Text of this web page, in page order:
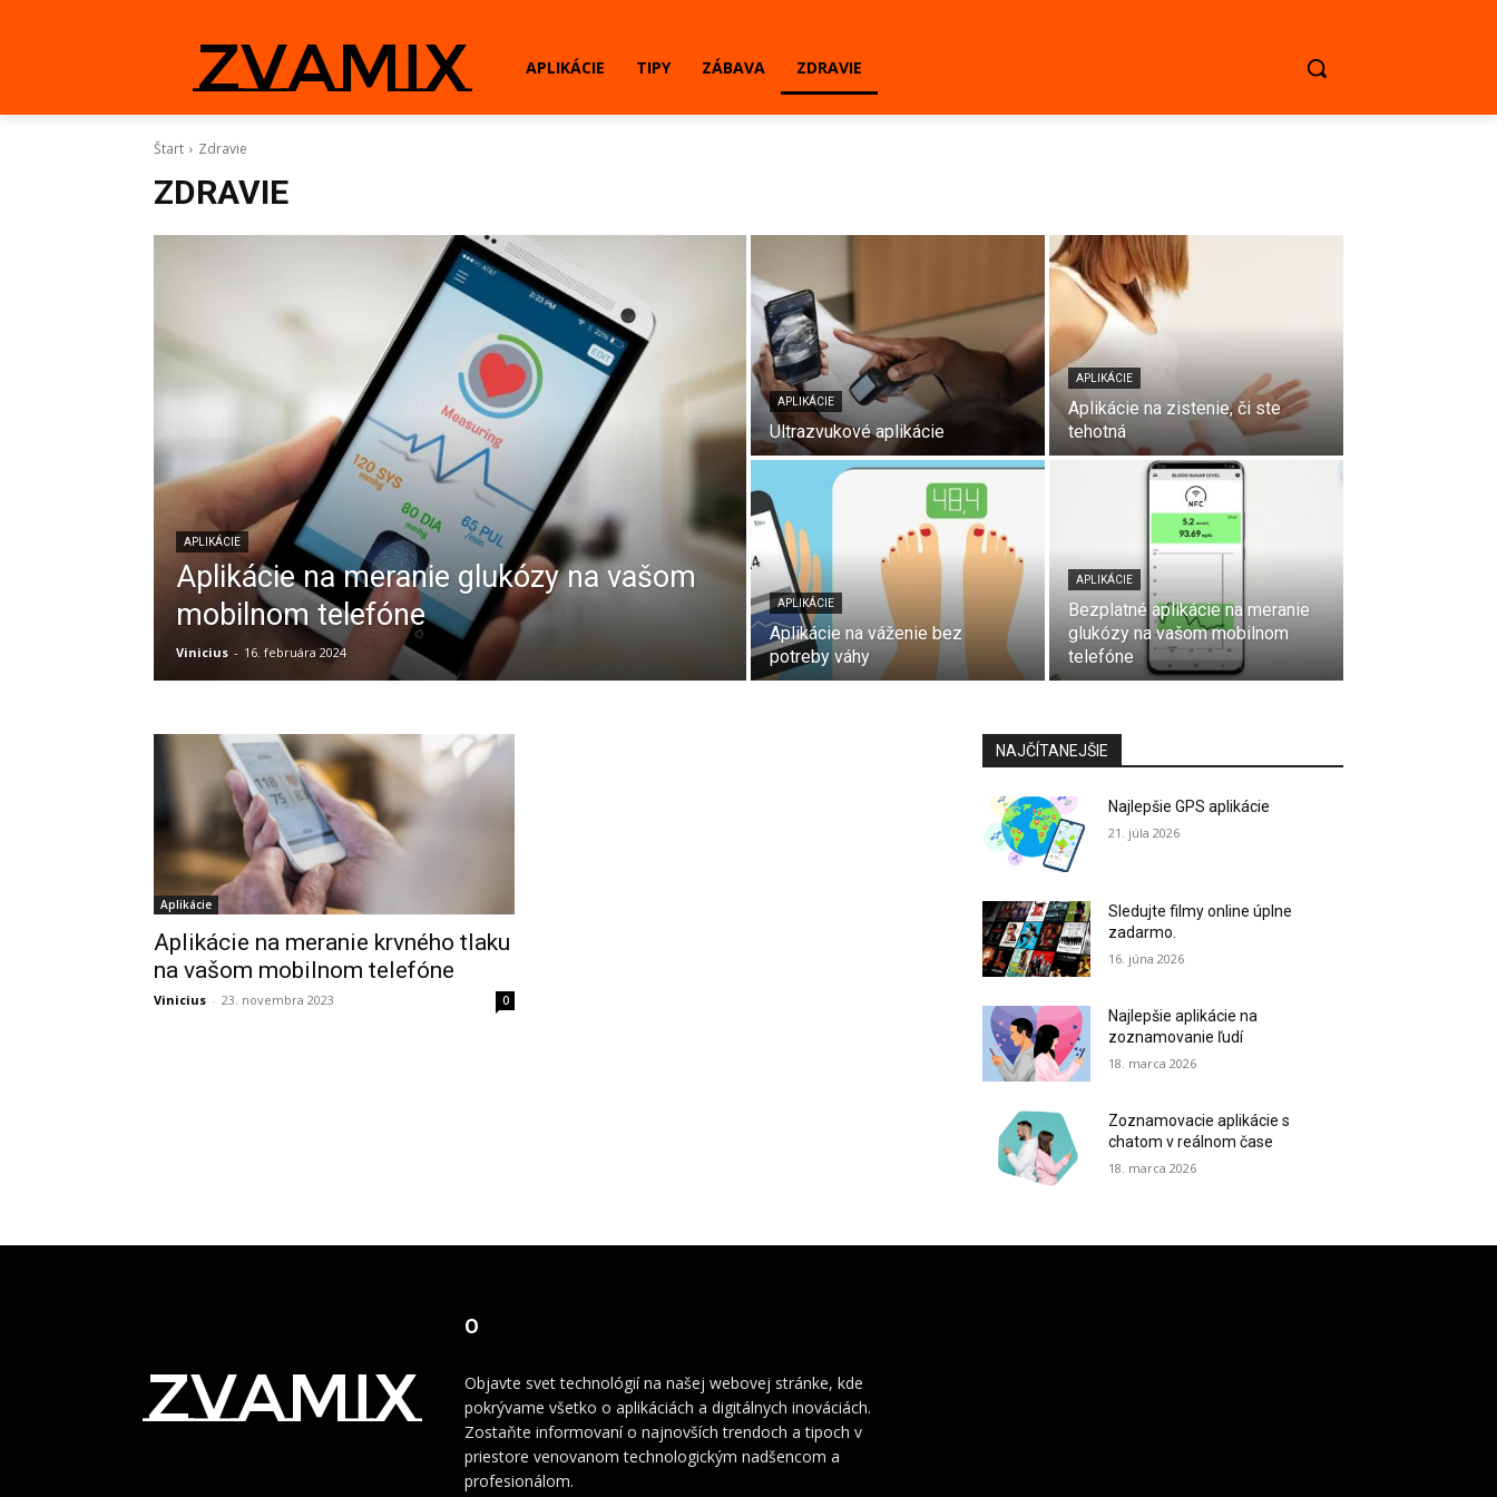
zvamix APLIKÁCIE TIPY ZÁBAVA ZDRAVIE
Štart Zdravie
ZDRAVIE
APLIKÁCIE
Aplikácie na meranie glukózy na vašom
mobilnom telefóne
Vinicius - 16. februára 2024
APLIKÁCIE
Ultrazvukové aplikácie
APLIKÁCIE
Aplikácie na zistenie, či ste
tehotná
APLIKÁCIE
Aplikácie na váženie bez
potreby váhy
APLIKÁCIE
Bezplatné aplikácie na meranie
glukózy na vašom mobilnom
telefóne
Aplikácie
Aplikácie na meranie krvného tlaku
na vašom mobilnom telefóne
Vinicius - 23. novembra 2023 0
NAJČÍTANEJŠIE
Najlepšie GPS aplikácie
21. júla 2026
Sledujte filmy online úplne
zadarmo.
16. júna 2026
Najlepšie aplikácie na
zoznamovanie ľudí
18. marca 2026
Zoznamovacie aplikácie s
chatom v reálnom čase
18. marca 2026
zvamix
O
Objavte svet technológií na našej webovej stránke, kde
pokrývame všetko o aplikáciách a digitálnych inováciách.
Zostaňte informovaní o najnovších trendoch a tipoch v
priestore venovanom technologickým nadšencom a
profesionálom.